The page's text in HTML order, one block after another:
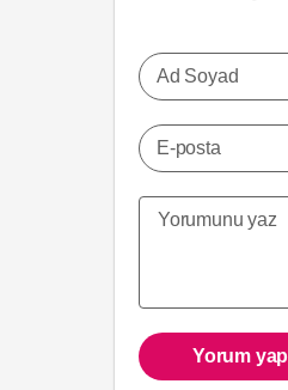
Ad Soyad
E-posta
Yorum yap